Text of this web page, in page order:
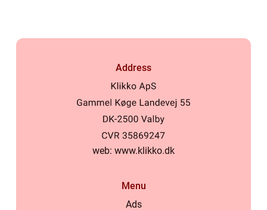
Address
web: www.klikko.dk
Menu
Ads